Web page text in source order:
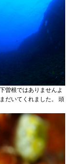
曽根ではありませんよ
だいてくれました。 頭